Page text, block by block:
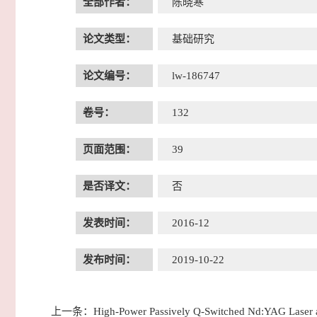
论文类型： 基础研究
论文编号： lw-186747
卷号： 132
页面范围： 39
是否译文： 否
发表时间： 2016-12
发布时间： 2019-10-22
上一条： High-Power Passively Q-Switched Nd:YAG